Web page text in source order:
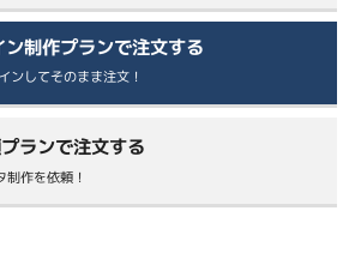
制作プランで注文する
ンしてそのまま注文！
ランで注文する
制作を依頼！